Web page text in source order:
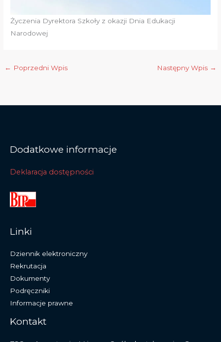
Życzenia Dyrektora Szkoły z okazji Dnia Edukacji
Narodowej
← Poprzedni Wpis Następny Wpis →
Dodatkowe informacje
Deklaracja dostępności
Linki
Dziennik elektroniczny
Rekrutacja
Dokumenty
Podręczniki
Informacje prawne
Kontakt